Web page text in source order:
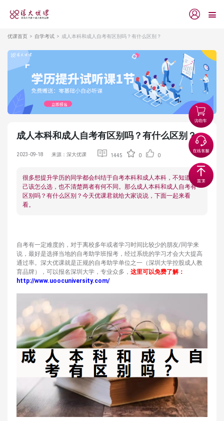
优课首页 自学考试 成人本科和成人自考有区别吗？有什么区别？
成人本科和成人自考有区别吗？有什么区别？
2023-09-18 来源：深大优课 1445 0 0
很多想提升学历的同学都会纠结于自考本科和成人本科，不知道自
己该怎么选，也不清楚两者有何不同。那么成人本科和成人自考有
区别吗？有什么区别？今天优课君就给大家说说，下面一起来看
看。
自考有一定难度的，对于离校多年或者学习时间比较少的朋友/同学来
说，最好是选择当地的自考助学班报考，经过系统的学习才会大大提高
通过率。深大优课就是正规的自考助学单位之一（深圳大学控股成人教
育品牌），可以报名深圳大学，专业众多， 这里可以免费了解：
http://www.uoocuniversity.com/